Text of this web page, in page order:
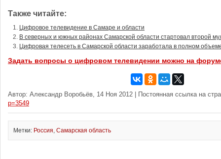
Также читайте:
Цифровое телевидение в Самаре и области
В северных и южных районах Самарской области стартовал второй
Цифровая телесеть в Самарской области заработала в полном
Задать вопросы о цифровом телевидении можно на
Автор: Александр Воробьёв, 14 Ноя 2012 | Постоянная ссылка на
p=3549
Метки: Россия, Самарская область